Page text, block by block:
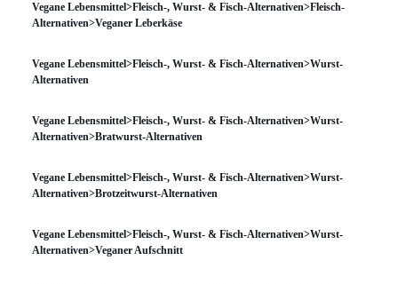
Vegane Lebensmittel>Fleisch-, Wurst- & Fisch-Alternativen>Fleisch-
Alternativen>Veganer Leberkäse
Vegane Lebensmittel>Fleisch-, Wurst- & Fisch-Alternativen>Wurst-
Alternativen
Vegane Lebensmittel>Fleisch-, Wurst- & Fisch-Alternativen>Wurst-
Alternativen>Bratwurst-Alternativen
Vegane Lebensmittel>Fleisch-, Wurst- & Fisch-Alternativen>Wurst-
Alternativen>Brotzeitwurst-Alternativen
Vegane Lebensmittel>Fleisch-, Wurst- & Fisch-Alternativen>Wurst-
Alternativen>Veganer Aufschnitt